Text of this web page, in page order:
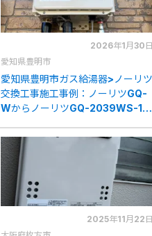
2026年1月30日
愛知県豊明市
愛知県豊明市ガス給湯器>ノーリツ
交換工事施工事例：ノーリツGQ-
WからノーリツGQ-2039WS-1へ
2025年11月22日